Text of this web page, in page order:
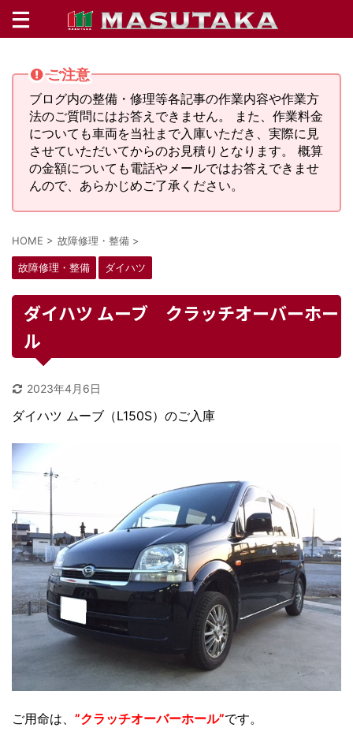
ご注意
ブログ内の整備・修理等各記事の作業内容や作業方
法のご質問にはお答えできません。 また、作業料金
についても車両を当社まで入庫いただき、実際に見
させていただいてからのお見積りとなります。 概算
の金額についても電話やメールではお答えできませ
んので、あらかじめご了承ください。
HOME > 故障修理・整備 >
故障修理・整備 ダイハツ
ダイハツ ムーブ クラッチオーバーホー
ル
2023年4月6日
ダイハツ ムーブ（L150S）のご入庫
ご用命は、 ”クラッチオーバーホール”です。